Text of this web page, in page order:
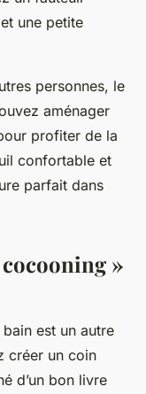
une petite
personnes, le
aménager
profiter de la
confortable et
parfait dans
»
est un autre
créer un coin
d’un bon livre